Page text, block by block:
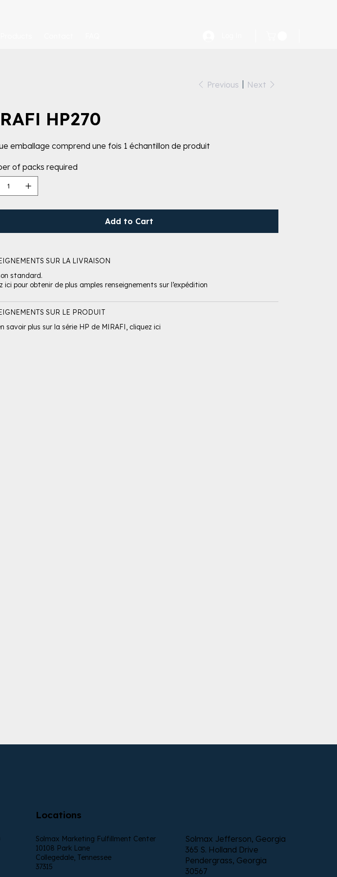
Previous Next
HP270
emballage comprend une fois 1 échantillon de produit
of packs required
Add to Cart
SUR LA LIVRAISON
standard.
ici pour obtenir de plus amples renseignements sur l’expédition
SUR LE PRODUIT
savoir plus sur la série HP de MIRAFI, cliquez ici
Locations
Solmax Marketing Fulfillment Center
10108 Park Lane
Collegedale, Tennessee
37315
Solmax Jefferson, Georgia
365 S. Holland Drive
Pendergrass, Georgia
30567